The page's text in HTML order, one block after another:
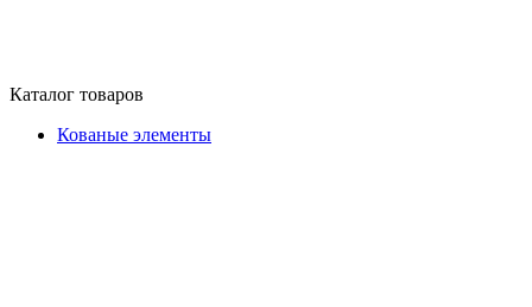
Каталог товаров
Кованые элементы